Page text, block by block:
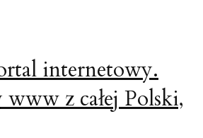
internetowy.
z całej Polski,